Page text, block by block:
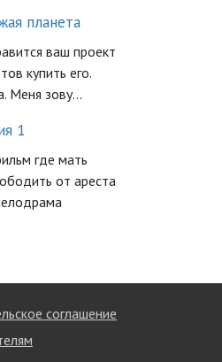
планета
ваш проект
купить его.
Меня зову...
1
где мать
от ареста
соглашение